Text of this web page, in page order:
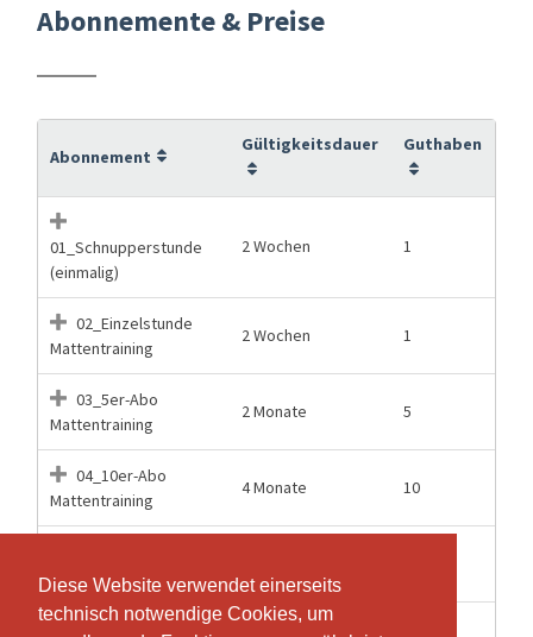
Diese Website verwendet einerseits
technisch notwendige Cookies, um
Diese Website verwendet einerseits
technisch notwendige Cookies, um
Abonnemente & Preise
Abonnement
Gültigkeitsdauer Guthaben
01_Schnupperstunde
(einmalig)
2 Wochen 1
02_Einzelstunde
Mattentraining
2 Wochen 1
03_5er-Abo
Mattentraining
2 Monate 5
04_10er-Abo
Mattentraining
4 Monate 10
Mattentraining
06_40er-Abo